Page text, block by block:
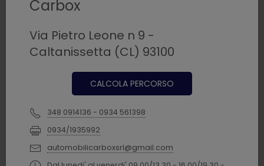
Carbox
Via Pietro Leone n 9 -
Caltanissetta (CL) 93100
CALCOLA PERCORSO
348 0914136 - 0934 561398
0934/1935992
automobilicarboxsrl@gmail.com